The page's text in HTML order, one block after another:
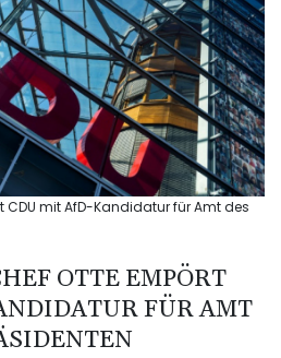
mit AfD-Kandidatur für Amt des
OTTE EMPÖRT
FÜR AMT